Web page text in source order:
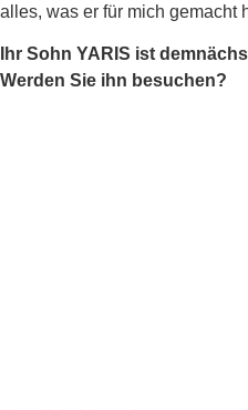
alles, was er für mich gemacht
Ihr Sohn YARIS ist
Werden Sie ihn besuchen?